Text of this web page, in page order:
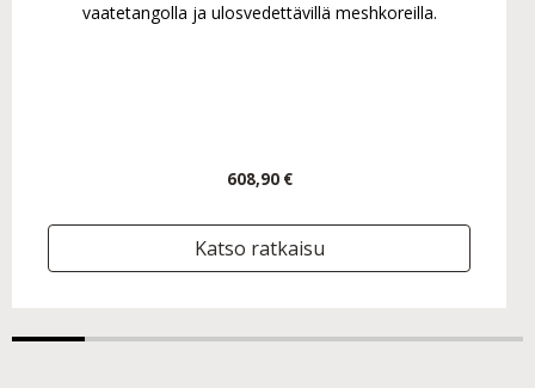
vaatetangolla ja ulosvedettävillä meshkoreilla.
608,90 €
Katso ratkaisu